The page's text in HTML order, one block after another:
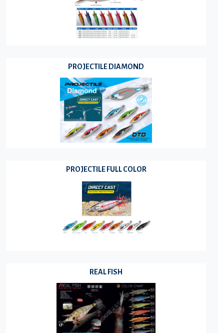
PROJECTILE DIAMOND
PROJECTILE FULL COLOR
REAL FISH